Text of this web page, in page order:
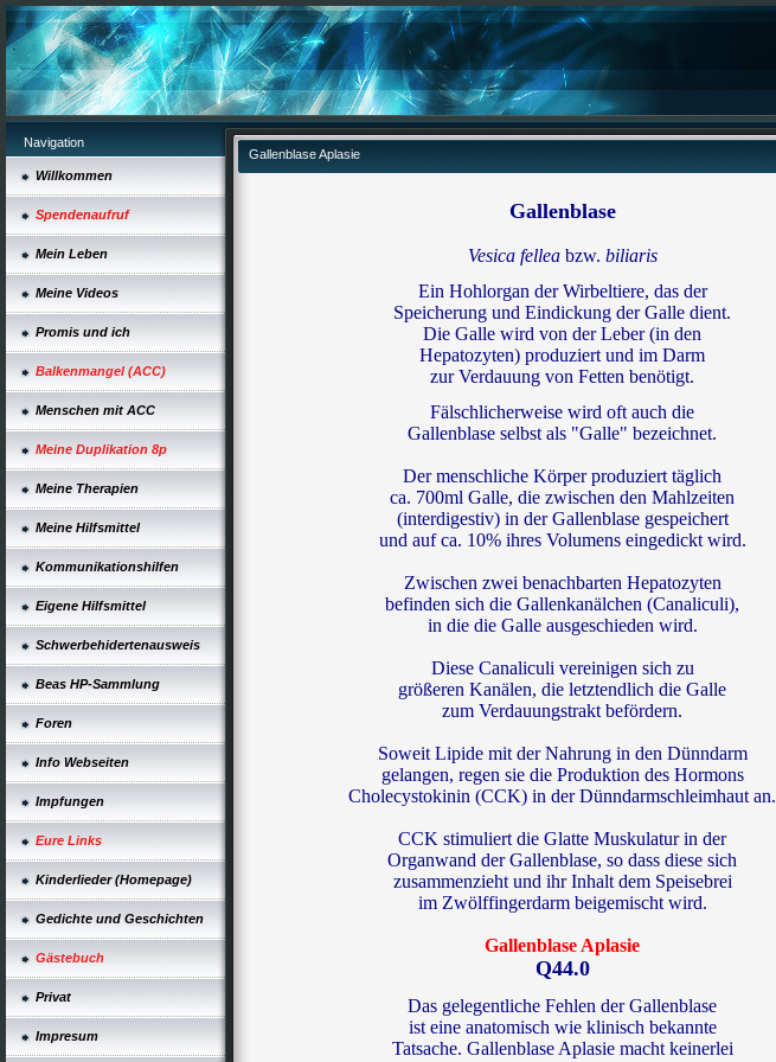
Navigation
Willkommen
Spendenaufruf
Mein Leben
Meine Videos
Promis und ich
Balkenmangel (ACC)
Menschen mit ACC
Meine Duplikation 8p
Meine Therapien
Meine Hilfsmittel
Kommunikationshilfen
Eigene Hilfsmittel
Schwerbehidertenausweis
Beas HP-Sammlung
Foren
Info Webseiten
Impfungen
Eure Links
Kinderlieder (Homepage)
Gedichte und Geschichten
Gästebuch
Privat
Impresum
Gallenblase Aplasie
Gallenblase
Vesica felleabzw. biliaris
Ein Hohlorgan der Wirbeltiere, das der
Speicherung und Eindickung derGalle dient.
Die Galle wird von der Leber (in den
Hepatozyten) produziert und im Darm
zur Verdauung von Fetten benötigt.
Fälschlicherweise wird oft auch die
Gallenblase selbst als "Galle" bezeichnet.
Der menschliche Körper produziert täglich
ca. 700ml Galle, die zwischen den Mahlzeiten
(interdigestiv) in der Gallenblase gespeichert
und auf ca. 10% ihres Volumens eingedickt wird.
Zwischen zwei benachbarten Hepatozyten
befinden sich die Gallenkanälchen (Canaliculi),
in die die Galleausgeschieden wird.
Diese Canaliculi vereinigen sich zu
größeren Kanälen, die letztendlich die Galle
zum Verdauungstrakt befördern.
Soweit Lipide mit der Nahrung in den Dünndarm
gelangen, regen sie die Produktion des Hormons
Cholecystokinin (CCK) in der Dünndarmschleimhaut an.
CCK stimuliert die Glatte Muskulatur in der
Organwand der Gallenblase, so dass diese sich
zusammenzieht und ihr Inhalt dem Speisebrei
im Zwölffingerdarm beigemischt wird.
Gallenblase Aplasie
Q44.0
Das gelegentliche Fehlen der Gallenblase
ist eine anatomisch wie klinisch bekannte
Tatsache. Gallenblase Aplasie macht keinerlei